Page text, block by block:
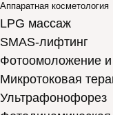
Аппаратная косметология
LPG массаж
SMAS-лифтинг
Фотоомоложение
Микротоковая
Ультрафонофорез